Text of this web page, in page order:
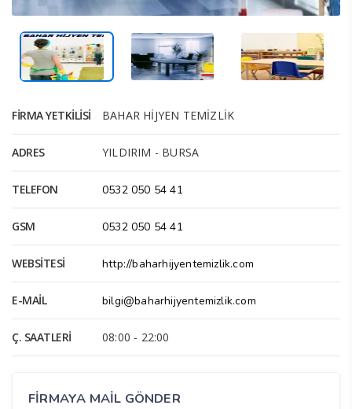
FIRMA YETKILISI BAHAR HİJYEN TEMİZLİK
ADRES YILDIRIM - BURSA
TELEFON 0532 050 54 41
GSM 0532 050 54 41
WEBSITESI http://baharhijyentemizlik.com
E-MAIL bilgi@baharhijyentemizlik.com
Ç. SAATLERI 08:00 - 22:00
FİRMAYA MAİL GÖNDER